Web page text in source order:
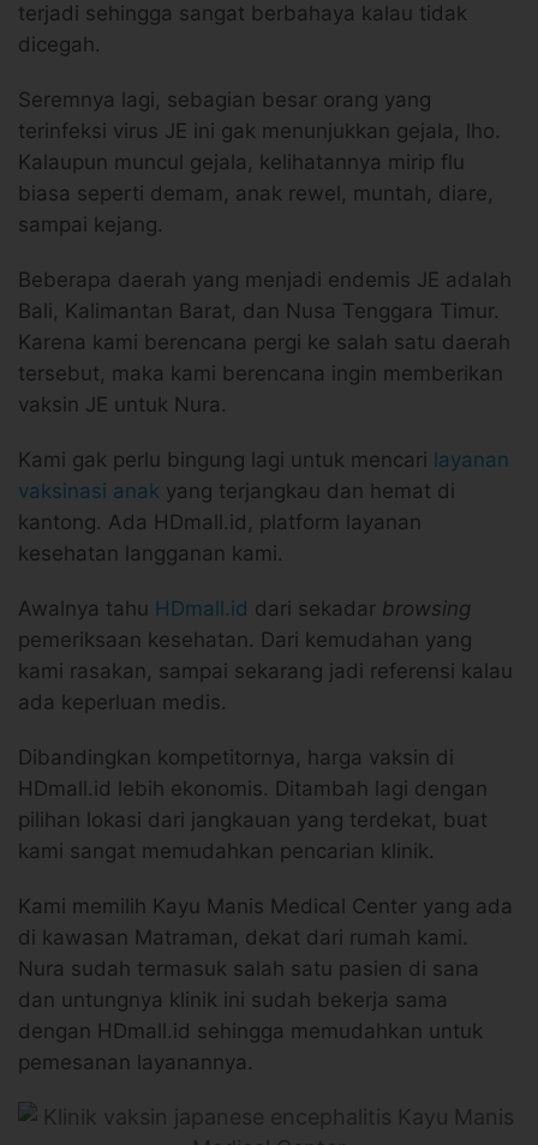
terjadi sehingga sangat berbahaya kalau tidak
dicegah.
Seremnya lagi, sebagian besar orang yang
terinfeksi virus JE ini gak menunjukkan gejala, lho.
Kalaupun muncul gejala, kelihatannya mirip flu
biasa seperti demam, anak rewel, muntah, diare,
sampai kejang.
Beberapa daerah yang menjadi endemis JE adalah
Bali, Kalimantan Barat, dan Nusa Tenggara Timur.
Karena kami berencana pergi ke salah satu daerah
tersebut, maka kami berencana ingin memberikan
vaksin JE untuk Nura.
Kami gak perlu bingung lagi untuk mencari layanan
vaksinasi anak yang terjangkau dan hemat di
kantong. Ada HDmall.id, platform layanan
kesehatan langganan kami.
Awalnya tahu HDmall.id dari sekadar browsing
pemeriksaan kesehatan. Dari kemudahan yang
kami rasakan, sampai sekarang jadi referensi kalau
ada keperluan medis.
Dibandingkan kompetitornya, harga vaksin di
HDmall.id lebih ekonomis. Ditambah lagi dengan
pilihan lokasi dari jangkauan yang terdekat, buat
kami sangat memudahkan pencarian klinik.
Kami memilih Kayu Manis Medical Center yang ada
di kawasan Matraman, dekat dari rumah kami.
Nura sudah termasuk salah satu pasien di sana
dan untungnya klinik ini sudah bekerja sama
dengan HDmall.id sehingga memudahkan untuk
pemesanan layanannya.